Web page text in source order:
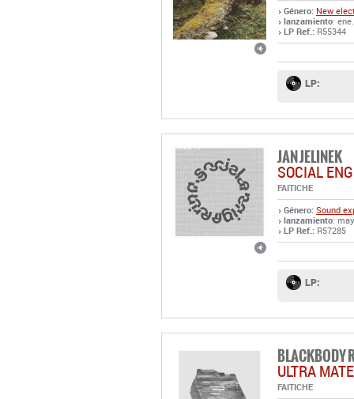
Género: New
lanzamiento:
LP Ref.: R55344
LP:
JAN JELINEK
SOCIAL
FAITICHE
Género: Sound
lanzamiento:
LP Ref.: R57285
LP:
BLACKBODY
ULTRA
FAITICHE